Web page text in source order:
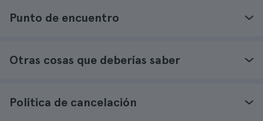
Punto de encuentro
Otras cosas que deberías saber
Política de cancelación